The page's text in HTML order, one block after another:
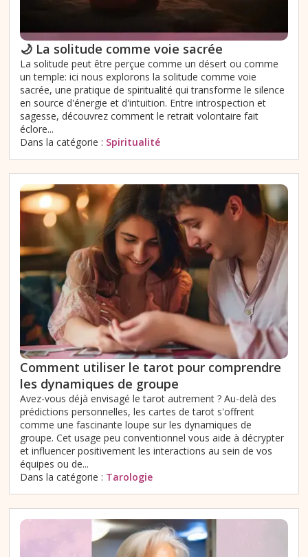
🌙 La solitude comme voie sacrée
La solitude peut être perçue comme un désert ou comme
un temple: ici nous explorons la solitude comme voie
sacrée, une pratique de spiritualité qui transforme le silence
en source d'énergie et d'intuition. Entre introspection et
sagesse, découvrez comment le retrait volontaire fait
éclore...
Dans la catégorie : Spiritualité
Comment utiliser le tarot pour comprendre
les dynamiques de groupe
Avez-vous déjà envisagé le tarot autrement ? Au-delà des
prédictions personnelles, les cartes de tarot s'offrent
comme une fascinante loupe sur les dynamiques de
groupe. Cet usage peu conventionnel vous aide à décrypter
et influencer positivement les interactions au sein de vos
équipes ou de...
Dans la catégorie : Tarologie